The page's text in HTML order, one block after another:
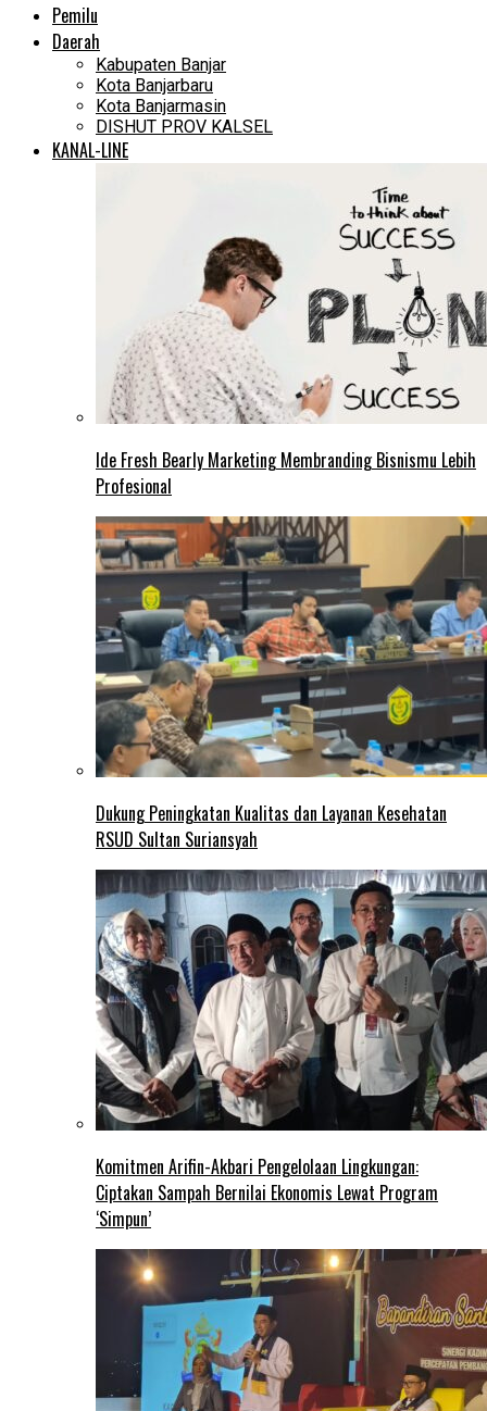
Pemilu
Daerah
Kabupaten Banjar
Kota Banjarbaru
Kota Banjarmasin
DISHUT PROV KALSEL
KANAL-LINE
Ide Fresh Bearly Marketing Membranding Bisnismu Lebih
Profesional
Dukung Peningkatan Kualitas dan Layanan Kesehatan
RSUD Sultan Suriansyah
Komitmen Arifin-Akbari Pengelolaan Lingkungan:
Ciptakan Sampah Bernilai Ekonomis Lewat Program
‘Simpun’